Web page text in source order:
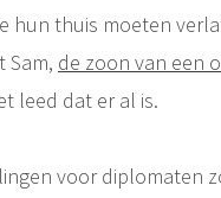
hun thuis moeten
Sam, de zoon van een
leed dat er al is.
voor diplomaten